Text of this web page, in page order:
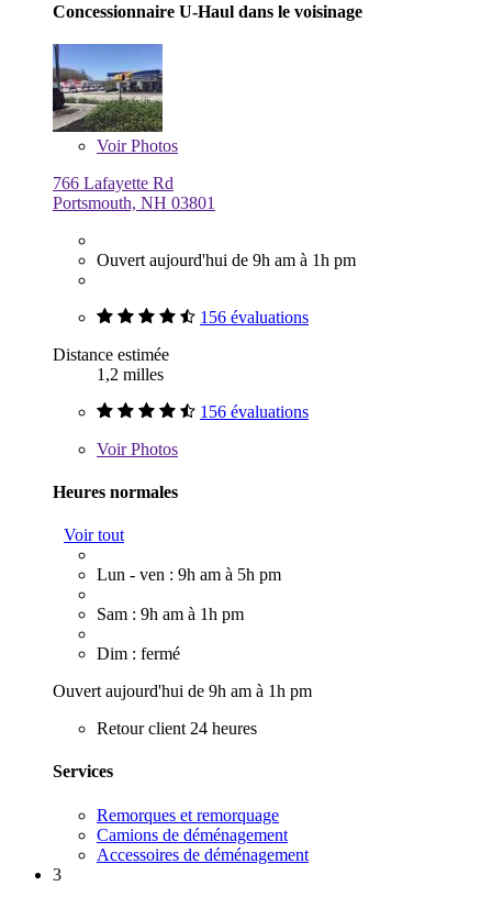
Concessionnaire U-Haul dans le voisinage
VoirPhotos
766 Lafayette Rd
Portsmouth, NH 03801
Ouvert aujourd'hui de 9h am à 1h pm
156 évaluations
Distance estimée
1,2 milles
156 évaluations
VoirPhotos
Heures normales
Voir tout
Lun - ven : 9h am à 5h pm
Sam : 9h am à 1h pm
Dim : fermé
Ouvert aujourd'hui de 9h am à 1h pm
Retour client 24 heures
Services
Remorques et remorquage
Camions de déménagement
Accessoires de déménagement
3